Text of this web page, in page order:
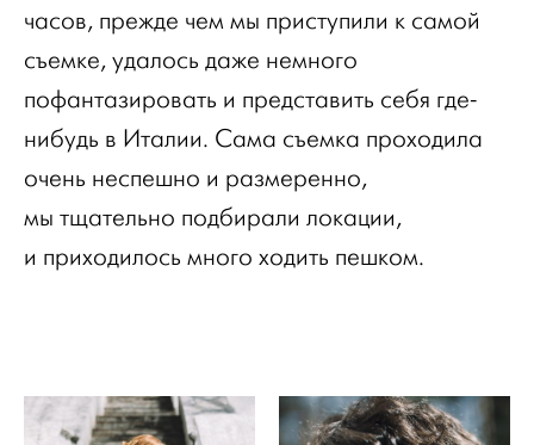
часов, прежде чем мы приступили к самой
съемке, удалось даже немного
пофантазировать и представить себя где-
нибудь в Италии. Сама съемка проходила
очень неспешно и размеренно,
мы тщательно подбирали локации,
и приходилось много ходить пешком.